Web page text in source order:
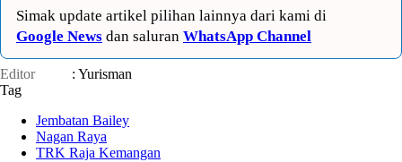
Simak update artikel pilihan lainnya dari kami di
Google News dan saluran WhatsApp Channel
Editor
: Yurisman
Tag
Jembatan Bailey
Nagan Raya
TRK Raja Kemangan